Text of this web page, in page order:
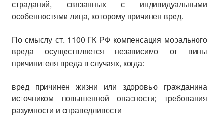
страданий, связанных с индивидуальными
особенностями лица, которому причинен вред.
По смыслу ст. 1100 ГК РФ компенсация морального
вреда осуществляется независимо от вины
причинителя вреда в случаях, когда:
вред причинен жизни или здоровью гражданина
источником повышенной опасности; требования
разумности и справедливости